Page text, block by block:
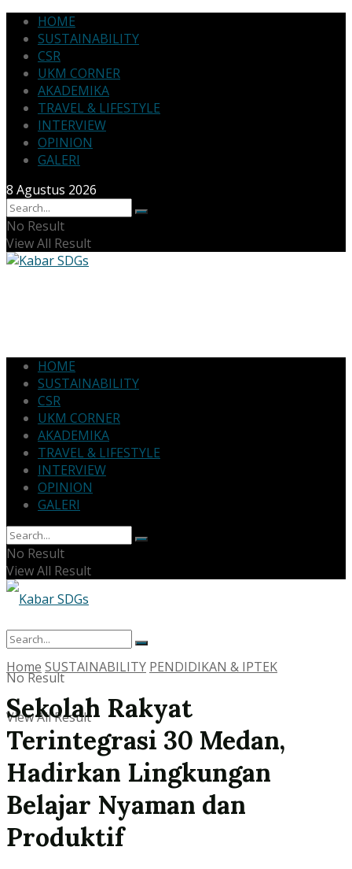
HOME
SUSTAINABILITY
CSR
UKM CORNER
AKADEMIKA
TRAVEL & LIFESTYLE
INTERVIEW
OPINION
GALERI
8 Agustus 2026
No Result
View All Result
HOME
SUSTAINABILITY
CSR
UKM CORNER
AKADEMIKA
TRAVEL & LIFESTYLE
INTERVIEW
OPINION
GALERI
No Result
View All Result
No Result
View All Result
Home SUSTAINABILITY PENDIDIKAN & IPTEK
Sekolah Rakyat
Terintegrasi 30 Medan,
Hadirkan Lingkungan
Belajar Nyaman dan
Produktif